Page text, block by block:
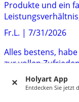
Holyart App
Entdecken Sie jetzt
Produkte und ein
Fr.L. | 7/31/2026
Alles bestens,
zur vollen
EG|
7/29/2026